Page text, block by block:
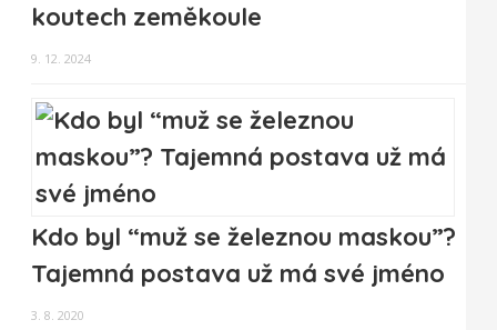
koutech zeměkoule
9. 12. 2024
Kdo byl “muž se železnou maskou”?
Tajemná postava už má své jméno
3. 8. 2020